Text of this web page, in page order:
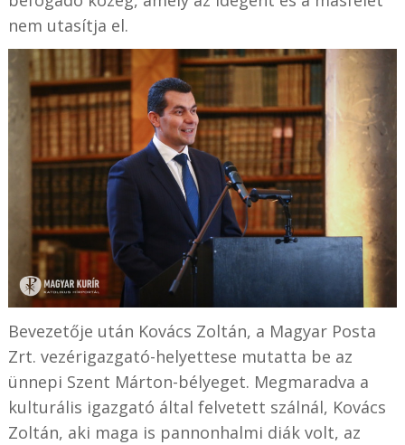
nem utasítja el.
Bevezetője után Kovács Zoltán, a Magyar Posta
Zrt. vezérigazgató-helyettese mutatta be az
ünnepi Szent Márton-bélyeget. Megmaradva a
kulturális igazgató által felvetett szálnál, Kovács
Zoltán, aki maga is pannonhalmi diák volt, az